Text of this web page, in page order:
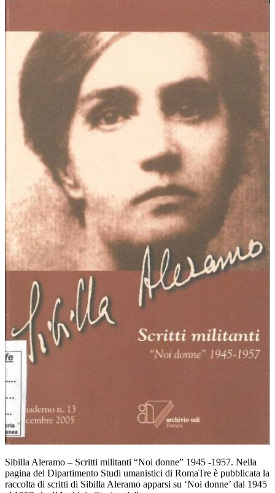
Sibilla Aleramo – Scritti militanti “Noi donne” 1945 -1957. Nella
pagina del Dipartimento Studi umanistici di RomaTre è pubblicata la
raccolta di scritti di Sibilla Aleramo apparsi su ‘Noi donne’ dal 1945